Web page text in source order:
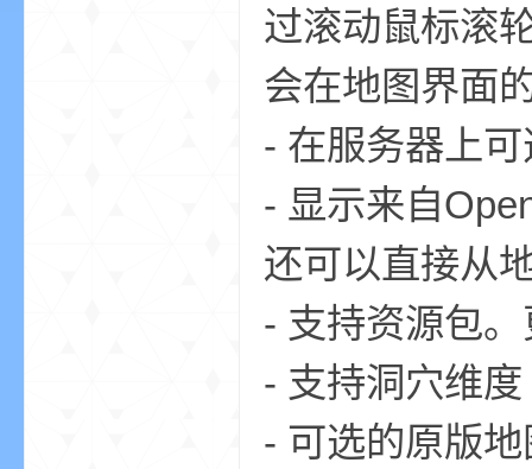
过滚动鼠标滚
会在地图界面
- 在服务器上
- 显示来自
还可以直接从
- 支持资源包
- 支持洞穴维
- 可选的原版